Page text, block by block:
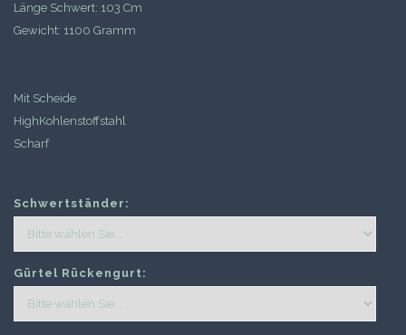
Länge Schwert: 103 Cm
Gewicht: 1100 Gramm
Mit Scheide
HighKohlenstoffstahl
Scharf
Schwertständer:
Gürtel Rückengurt: